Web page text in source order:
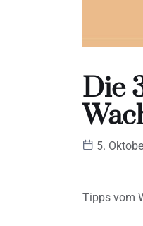
Die
5.
Tipps vom